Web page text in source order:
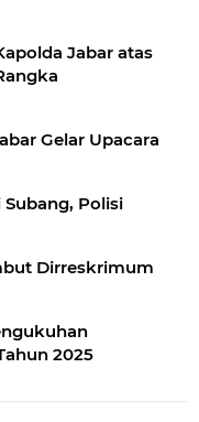
Jabar atas
Gelar Upacara
Polisi
Dirreskrimum
2025